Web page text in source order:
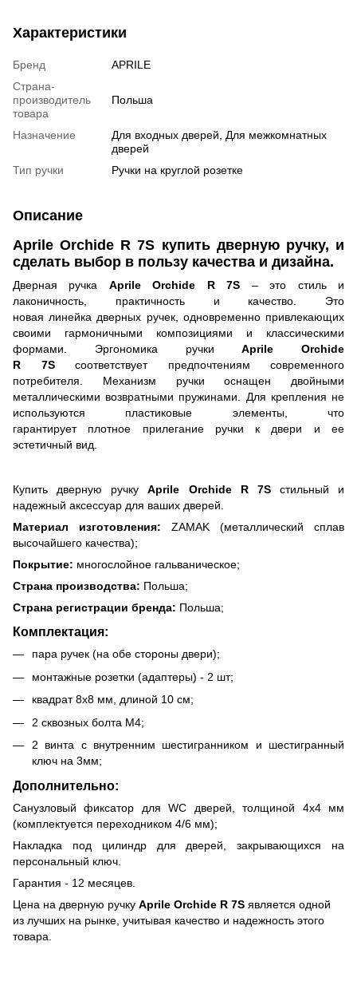
Характеристики
Бренд
APRILE
Страна-
производитель
товара
Польша
Назначение
Для входных дверей, Для межкомнатных
дверей
Тип ручки
Ручки на круглой розетке
Описание
Aprile Orchide R 7S купить дверную ручку, и
сделать выбор в пользу качества и дизайна.
Дверная ручка Aprile Orchide R 7S – это стиль и
лаконичность, практичность и качество. Это
новая линейка дверных ручек, одновременно привлекающих
своими гармоничными композициями и классическими
формами. Эргономика ручкиAprile Orchide
R 7S соответствует предпочтениям современного
потребителя. Механизм ручки оснащен двойными
металлическими возвратными пружинами. Для крепления не
используются пластиковые элементы, что
гарантирует плотное прилегание ручки к двери и ее
эстетичный вид.
Купить дверную ручкуAprile Orchide R 7S стильный и
надежный аксессуар для ваших дверей.
Материал изготовления: ZAMAK (металлический сплав
высочайшего качества);
Покрытие: многослойное гальваническое;
Страна производства: Польша;
Страна регистрации бренда: Польша;
Комплектация:
пара ручек (на обе стороны двери);
монтажные розетки (адаптеры) - 2 шт;
квадрат 8х8 мм, длиной 10 см;
2 сквозных болта М4;
2 винта с внутренним шестигранником и шестигранный
ключ на 3мм;
Дополнительно:
Санузловый фиксатор для WC дверей, толщиной 4х4 мм
(комплектуется переходником 4/6 мм);
Накладка под цилиндр для дверей, закрывающихся на
персональный ключ.
Гарантия - 12 месяцев.
Цена на дверную ручку Aprile Orchide R 7S является одной
из лучших на рынке, учитывая качество и надежность этого
товара.